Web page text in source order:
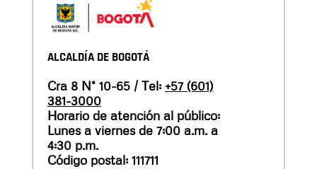
ALCALDÍA DE BOGOTÁ
Cra 8 N° 10-65 / Tel: +57 (601)
381-3000
Horario de atención al público:
Lunes a viernes de 7:00 a.m. a
4:30 p.m.
Código postal: 111711